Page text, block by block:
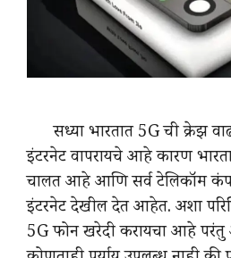
सध्या भारतात 5G ची क्रेझ
इंटरनेट वापरायचे आहे कारण
चालत आहे आणि सर्व टेलिकॉम
इंटरनेट देखील देत आहेत. अशा
5G फोन खरेदी करायचा आहे परंतु